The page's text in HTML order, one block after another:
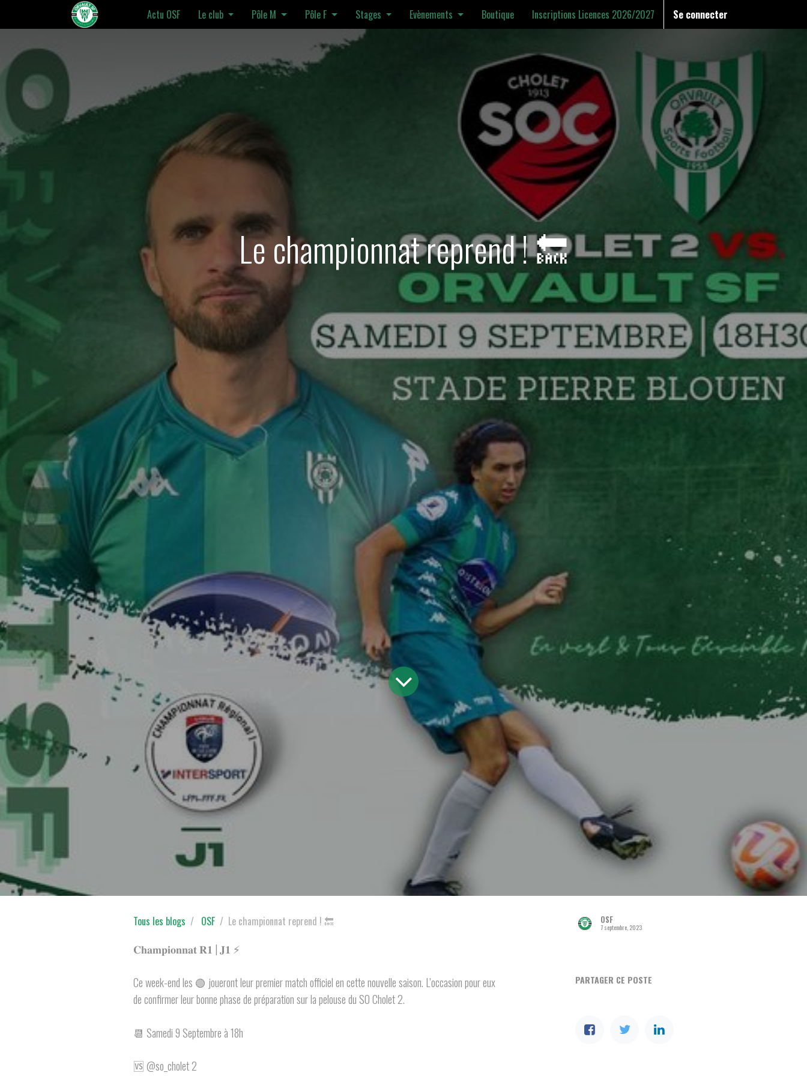
Actu OSF Le club Pôle M Pôle F Stages Evènements Boutique Inscriptions Licences 2026/2027 Se connecter
Le championnat reprend ! 🔙
Tous les blogs OSF Le championnat reprend ! 🔙
𝐂𝐡𝐚𝐦𝐩𝐢𝐨𝐧𝐧𝐚𝐭 𝐑𝟏 | 𝐉𝟏 ⚡️
Ce week-end les 🟢 joueront leur premier match officiel en cette nouvelle saison. L’occasion pour eux
de confirmer leur bonne phase de préparation sur la pelouse du SO Cholet 2.
📆 Samedi 9 Septembre à 18h
🆚 @so_cholet 2
OSF
7 septembre, 2023
PARTAGER CE POSTE